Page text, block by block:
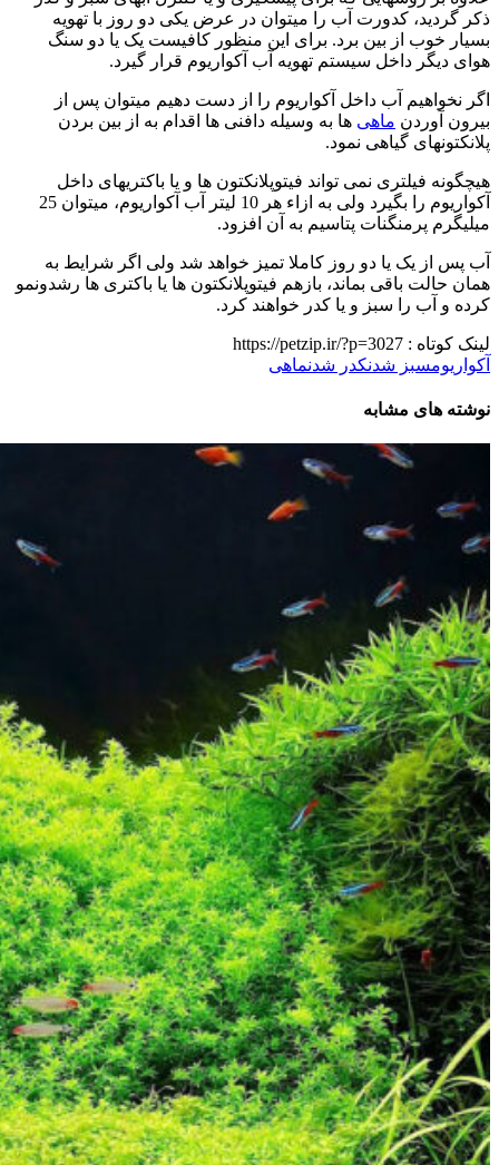
ذکر گردید، کدورت آب را میتوان در عرض یکی دو روز با تهویه
بسیار خوب از بین برد. برای این منظور کافیست یک یا دو سنگ
هوای دیگر داخل سیستم تهویه آب آکواریوم قرار گیرد.
اگر نخواهیم آب داخل آکواریوم را از دست دهیم میتوان پس از
بیرون آوردن ماهی ها به وسیله دافنی ها اقدام به از بین بردن
پلانکتونهای گیاهی نمود.
هیچگونه فیلتری نمی تواند فیتوپلانکتون ها و یا باکتریهای داخل
آکواریوم را بگیرد ولی به ازاء هر 10 لیتر آب آکواریوم، میتوان 25
میلیگرم پرمنگنات پتاسیم به آن افزود.
آب پس از یک یا دو روز کاملا تمیز خواهد شد ولی اگر شرایط به
همان حالت باقی بماند، بازهم فیتوپلانکتون ها یا باکتری ها رشدونمو
کرده و آب را سبز و یا کدر خواهند کرد.
لینک کوتاه : https://petzip.ir/?p=3027
آکواریومسبز شدنکدر شدنماهی
نوشته های مشابه